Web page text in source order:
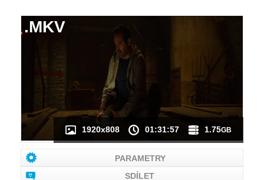
NÁHLED VIDEA
NENÍ K DISPOZICI
1920x808 01:31:57 1.75GB
.MKV
PARAMETRY
SDÍLET